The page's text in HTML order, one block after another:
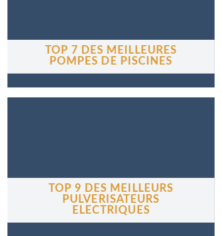
TOP 7 DES MEILLEURES
POMPES DE PISCINES
TOP 9 DES MEILLEURS
PULVERISATEURS
ELECTRIQUES